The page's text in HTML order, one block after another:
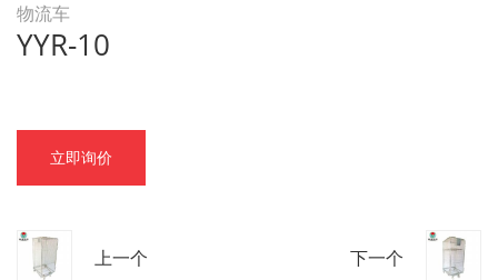
物流车
YYR-10
立即询价
上一个 下一个